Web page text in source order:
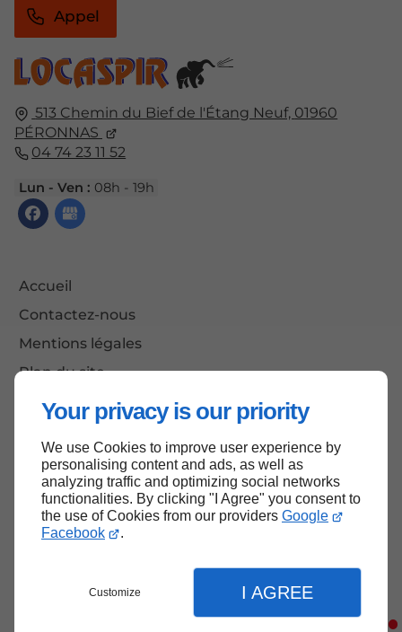
Your privacy is our priority
We use Cookies to improve user experience by
personalising content and ads, as well as
analyzing traffic and optimizing social networks
functionalities. By clicking "I Agree" you consent to
the use of Cookies from our providers Google
Facebook
.
Customize I AGREE
513 Chemin du Bief de l'Étang Neuf, 01960
PÉRONNAS
04 74 23 11 52
Lun - Ven : 08h - 19h
Accueil
Contactez-nous
Mentions légales
Plan du site
Appel
Haut de page